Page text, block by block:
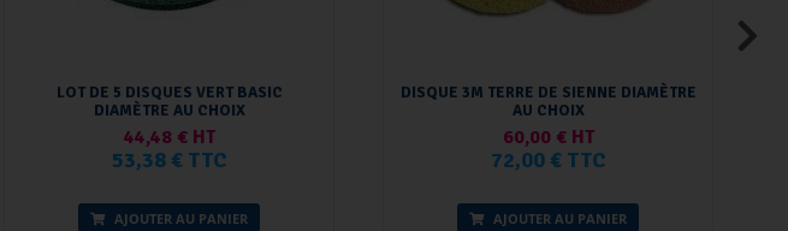
LOT DE 5 DISQUES VERT BASIC
DIAMÈTRE AU CHOIX
44,48 € HT
53,38 € TTC
AJOUTER AU PANIER
DISQUE 3M TERRE DE SIENNE DIAMÈTRE
AU CHOIX
60,00 € HT
72,00 € TTC
AJOUTER AU PANIER